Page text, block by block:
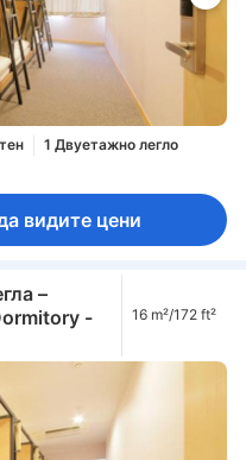
1 Двуетажно легло
видите цени
–
-
16 m²/172 ft²